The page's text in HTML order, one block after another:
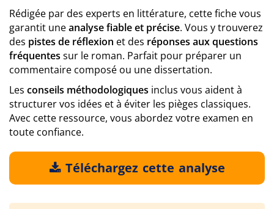
Rédigée par des experts en littérature, cette fiche vous
garantit uneanalyse fiable et précise. Vous y trouverez
des pistes de réflexion et des réponses aux questions
fréquentes sur le roman. Parfait pour préparer un
commentaire composé ou une dissertation.
Les conseils méthodologiques inclus vous aident à
structurer vos idées et à éviter les pièges classiques.
Avec cette ressource, vous abordez votre examen en
toute confiance.
Téléchargez cette analyse